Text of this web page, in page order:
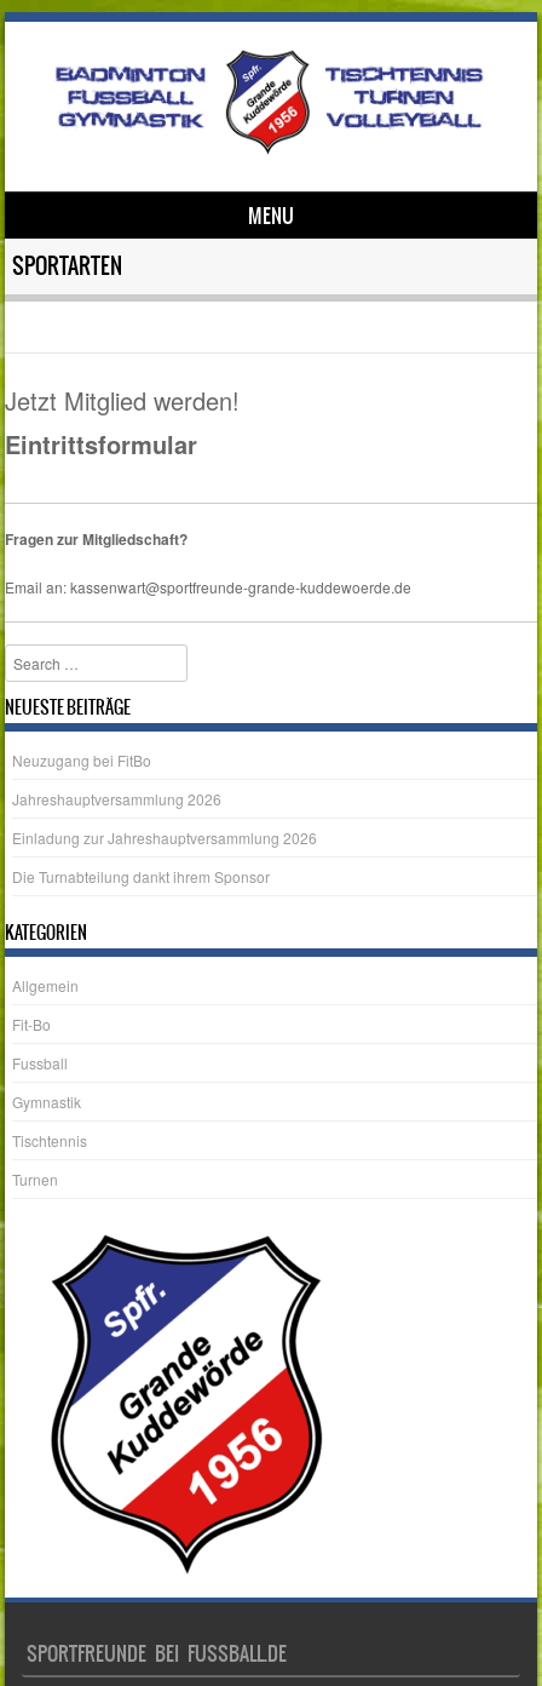
MENU
Skip to content
SPORTARTEN
Jetzt Mitglied werden!
Eintrittsformular
Fragen zur Mitgliedschaft?
Email an: kassenwart@sportfreunde-grande-kuddewoerde.de
Search
NEUESTE BEITRÄGE
Neuzugang bei FitBo
Jahreshauptversammlung 2026
Einladung zur Jahreshauptversammlung 2026
Die Turnabteilung dankt ihrem Sponsor
KATEGORIEN
Allgemein
Fit-Bo
Fussball
Gymnastik
Tischtennis
Turnen
SPORTFREUNDE BEI FUSSBALL.DE